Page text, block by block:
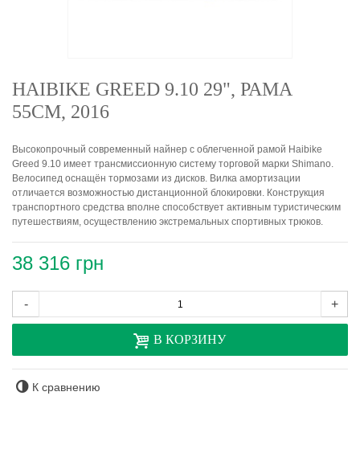
HAIBIKE GREED 9.10 29", РАМА
55СМ, 2016
Высокопрочный современный найнер с облегченной рамой Haibike
Greed 9.10 имеет трансмиссионную систему торговой марки Shimano.
Велосипед оснащён тормозами из дисков. Вилка амортизации
отличается возможностью дистанционной блокировки. Конструкция
транспортного средства вполне способствует активным туристическим
путешествиям, осуществлению экстремальных спортивных трюков.
38 316 грн
- +
В КОРЗИНУ
К сравнению